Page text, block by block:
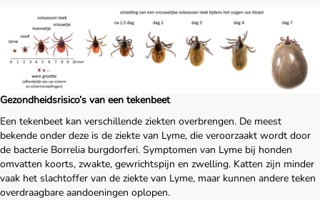
Gezondheidsrisico’s van een tekenbeet
Een tekenbeet kan verschillende ziekten overbrengen. De meest
bekende onder deze is de ziekte van Lyme, die veroorzaakt wordt door
de bacterie Borrelia burgdorferi. Symptomen van Lyme bij honden
omvatten koorts, zwakte, gewrichtspijn en zwelling. Katten zijn minder
vaak het slachtoffer van de ziekte van Lyme, maar kunnen andere teken
overdraagbare aandoeningen oplopen.